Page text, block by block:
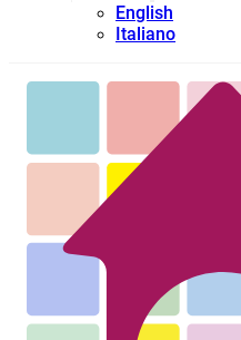
English
Italiano